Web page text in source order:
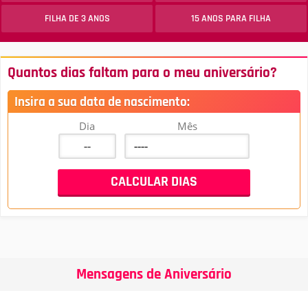
FILHA DE 3 ANOS 15 ANOS PARA FILHA
Quantos dias faltam para o meu aniversário?
Insira a sua data de nascimento:
Dia Mês
Mensagens de Aniversário